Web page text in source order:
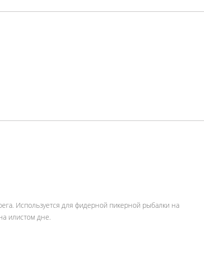
Используется для фидерной пикерной рыбалки на
илистом дне.